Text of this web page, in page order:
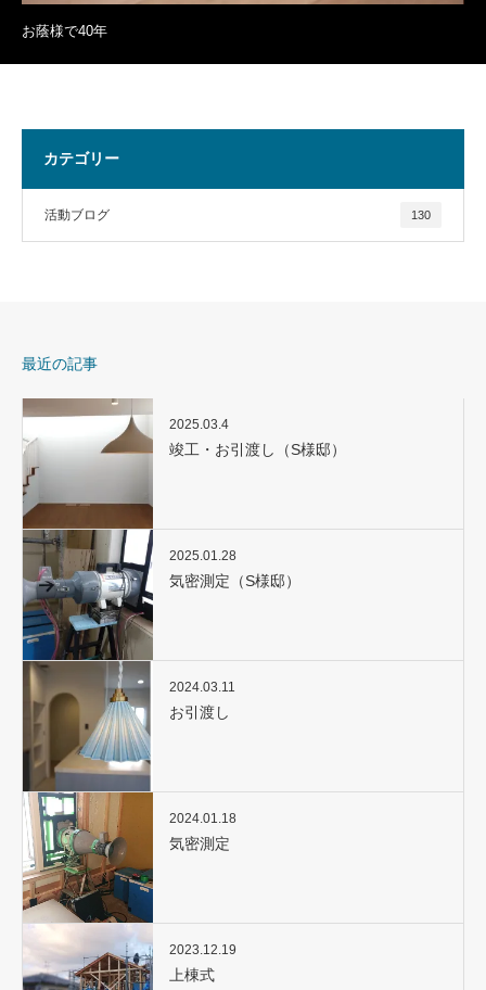
お蔭様で40年
カテゴリー
活動ブログ 130
最近の記事
2025.03.4
竣工・お引渡し（S様邸）
2025.01.28
気密測定（S様邸）
2024.03.11
お引渡し
2024.01.18
気密測定
2023.12.19
上棟式